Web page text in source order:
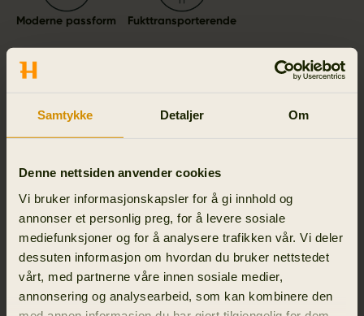
Samtykke Detaljer Om
Denne nettsiden anvender cookies
Vi bruker informasjonskapsler for å gi innhold og
annonser et personlig preg, for å levere sosiale
mediefunksjoner og for å analysere trafikken vår. Vi deler
dessuten informasjon om hvordan du bruker nettstedet
vårt, med partnerne våre innen sosiale medier,
annonsering og analysearbeid, som kan kombinere den
Moderne passform Fukttransporterende
Detaljer & egenskaper
Materialer
Reviews